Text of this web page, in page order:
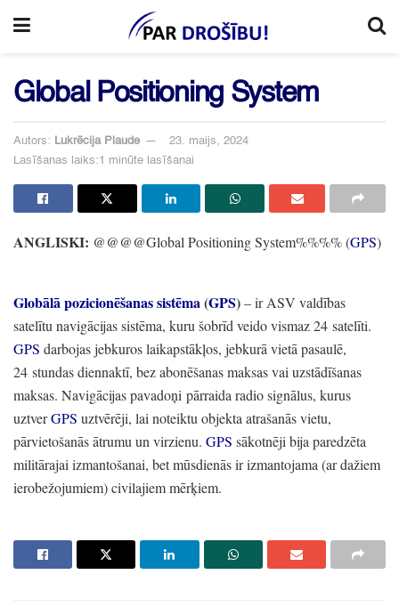
Global Positioning System
Autors: Lukrēcija Plaude
23. maijs, 2024
Lasīšanas laiks:1 minūte lasīšanai
ANGLISKI: @@@@Global Positioning System%%%%(GPS)
Globālā pozicionēšanas sistēma(GPS)–ir ASV valdības
satelītu navigācijas sistēma, kuru šobrīd veido vismaz 24 satelīti.
GPS darbojas jebkuros laikapstākļos, jebkurā vietā pasaulē,
24 stundas diennaktī, bez abonēšanas maksas vai uzstādīšanas
maksas. Navigācijas pavadoņi pārraida radio signālus, kurus
uztverGPS uztvērēji, lai noteiktu objekta atrašanās vietu,
pārvietošanās ātrumu un virzienu. GPS sākotnēji bija paredzēta
militārajai izmantošanai, bet mūsdienās ir izmantojama (ar dažiem
ierobežojumiem)civilajiem mērķiem.